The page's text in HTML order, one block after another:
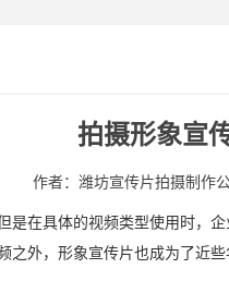
拍摄形象宣
作者：潍坊宣传片拍摄制作
是在具体的视频类型使用时，
之外，形象宣传片也成为了近